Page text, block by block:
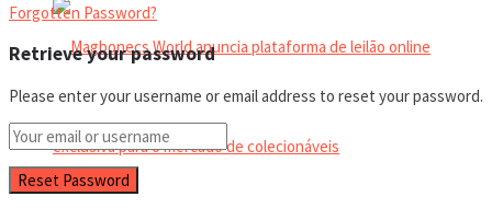
Forgotten Password?
Retrieve your password
Please enter your username or email address to reset your password.